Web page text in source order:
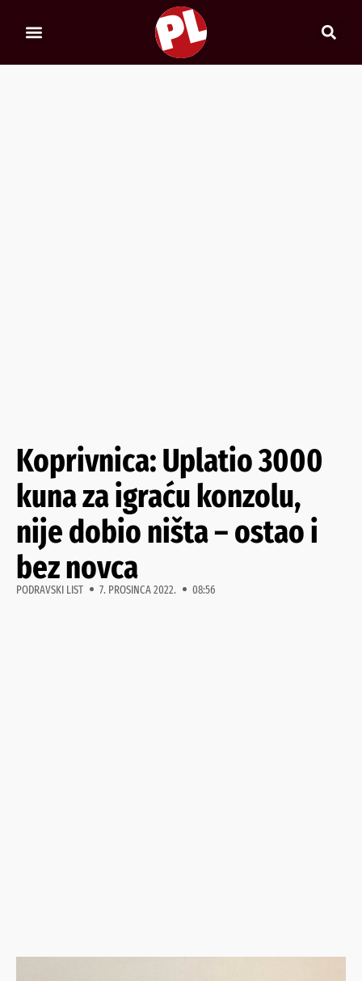
Koprivnica: Uplatio 3000
kuna za igraću konzolu,
nije dobio ništa – ostao i
bez novca
PODRAVSKI LIST 7. PROSINCA 2022. 08:56